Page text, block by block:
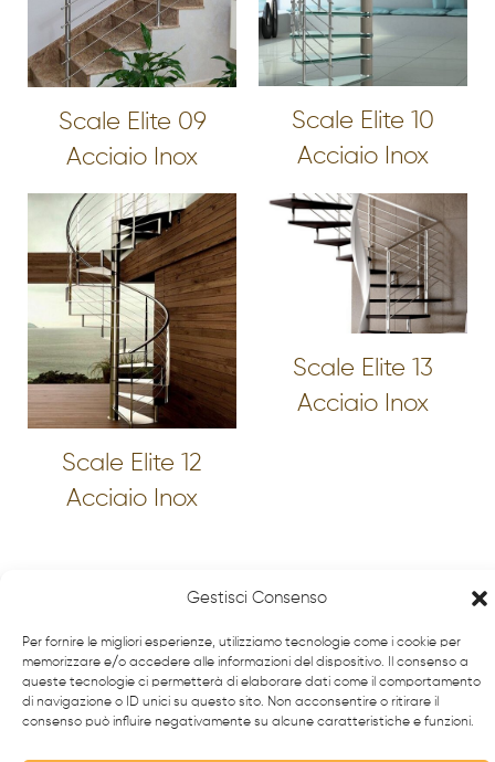
Gestisci Consenso
Per fornire le migliori esperienze, utilizziamo tecnologie come i cookie per
memorizzare e/o accedere alle informazioni del dispositivo. Il consenso a
queste tecnologie ci permetterà di elaborare dati come il comportamento
di navigazione o ID unici su questo sito. Non acconsentire o ritirare il
consenso può influire negativamente su alcune caratteristiche e funzioni.
Scale Elite 09
Acciaio Inox
Scale Elite 10
Acciaio Inox
Scale Elite 12
Acciaio Inox
Scale Elite 13
Acciaio Inox